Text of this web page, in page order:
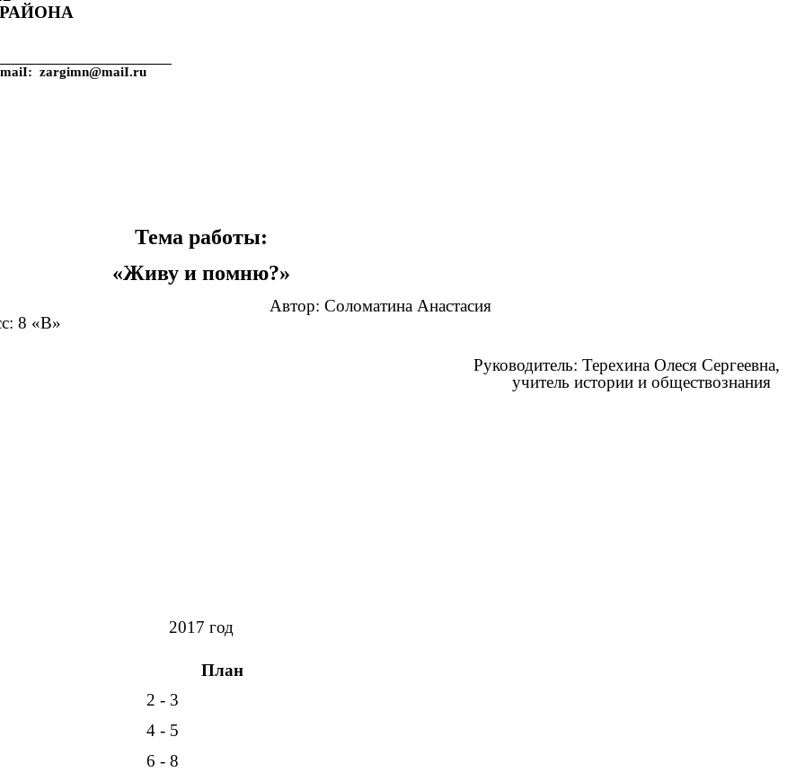
maiI: zargimn@maiI.ru
Тема работы:
«Живу и помню?»
Соломатина Анастасия
Руководитель: Терехина Олеся Сергеевна,
учитель истории и обществознания
2017 год
План
2 - 3
4 - 5
6 - 8